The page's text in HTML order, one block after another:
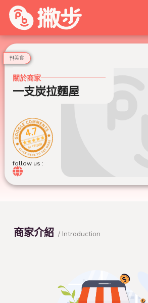
美食
關於商家
一支炭拉麵屋
4.7
614 則評論
follow us :
商家介紹 / Introduction